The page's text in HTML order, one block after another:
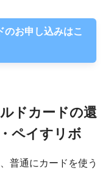
お申し込みはこ
ドカードの還
ペイすリボ
普通にカードを使う